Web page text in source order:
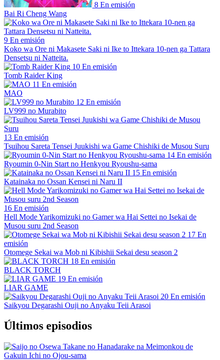
8 En emisión
Bai Ri Cheng Wang
9 En emisión
Koko wa Ore ni Makasete Saki ni Ike to Ittekara 10-nen ga Tattara
Densetsu ni Natteita.
10 En emisión
Tomb Raider King
11 En emisión
MAO
12 En emisión
LV999 no Murabito
13 En emisión
Tsuihou Sareta Tensei Juukishi wa Game Chishiki de Musou Suru
14 En emisión
Ryoumin 0-Nin Start no Henkyou Ryoushu-sama
15 En emisión
Katainaka no Ossan Kensei ni Naru II
16 En emisión
Hell Mode Yarikomizuki no Gamer wa Hai Settei no Isekai de
Musou suru 2nd Season
17 En
emisión
Otomege Sekai wa Mob ni Kibishii Sekai desu season 2
18 En emisión
BLACK TORCH
19 En emisión
LIAR GAME
20 En emisión
Saikyou Degarashi Ouji no Anyaku Teii Arasoi
Últimos episodios